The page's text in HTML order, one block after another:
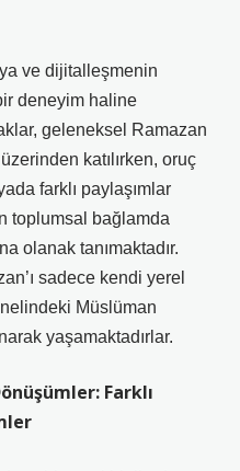
ve dijitalleşmenin
deneyim haline
geleneksel Ramazan
katılırken, oruç
farklı paylaşımlar
toplumsal bağlamda
olanak tanımaktadır.
sadece kendi yerel
Müslüman
yaşamaktadırlar.
Farklı